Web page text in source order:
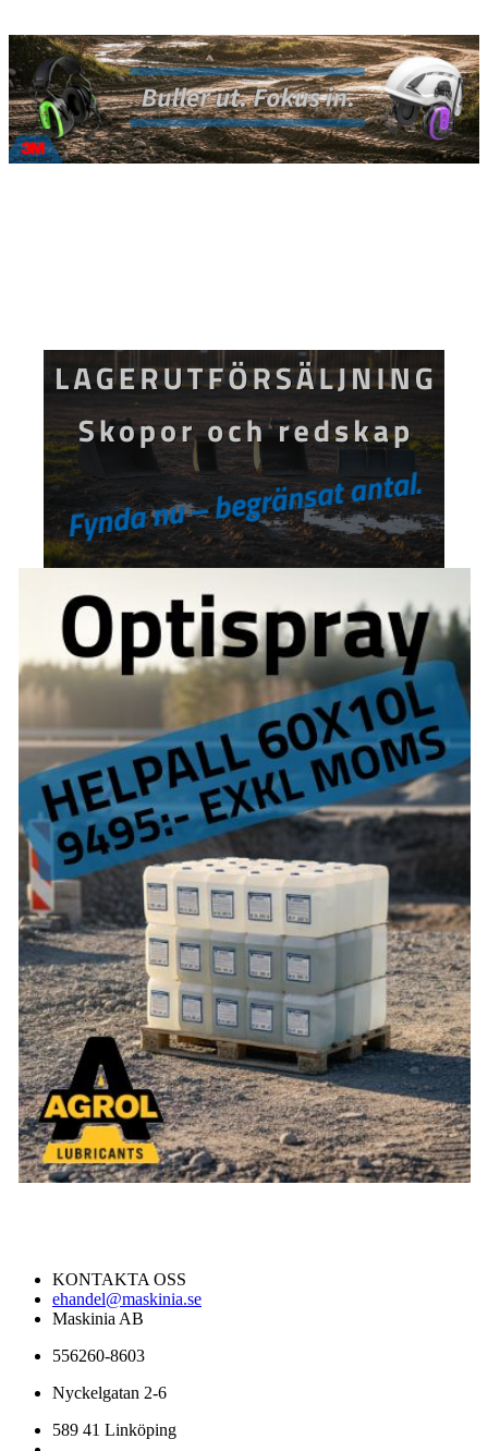
KONTAKTA OSS
ehandel@maskinia.se
Maskinia AB
556260-8603
Nyckelgatan 2-6
589 41 Linköping